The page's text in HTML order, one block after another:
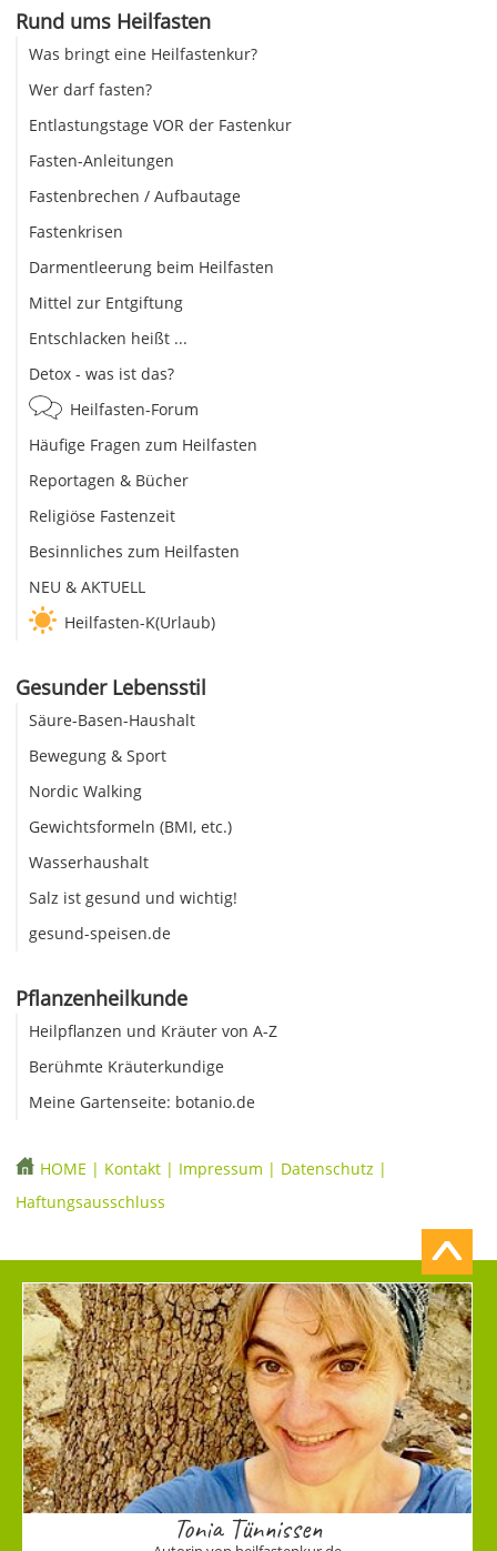
Rund ums Heilfasten
Was bringt eine Heilfastenkur?
Wer darf fasten?
Entlastungstage VOR der Fastenkur
Fasten-Anleitungen
Fastenbrechen / Aufbautage
Fastenkrisen
Darmentleerung beim Heilfasten
Mittel zur Entgiftung
Entschlacken heißt ...
Detox - was ist das?
Heilfasten-Forum
Häufige Fragen zum Heilfasten
Reportagen & Bücher
Religiöse Fastenzeit
Besinnliches zum Heilfasten
NEU & AKTUELL
Heilfasten-K(Urlaub)
Gesunder Lebensstil
Säure-Basen-Haushalt
Bewegung & Sport
Nordic Walking
Gewichtsformeln (BMI, etc.)
Wasserhaushalt
Salz ist gesund und wichtig!
gesund-speisen.de
Pflanzenheilkunde
Heilpflanzen und Kräuter von A-Z
Berühmte Kräuterkundige
Meine Gartenseite: botanio.de
HOME | Kontakt | Impressum | Datenschutz |
Haftungsausschluss
Tonia Tünnissen